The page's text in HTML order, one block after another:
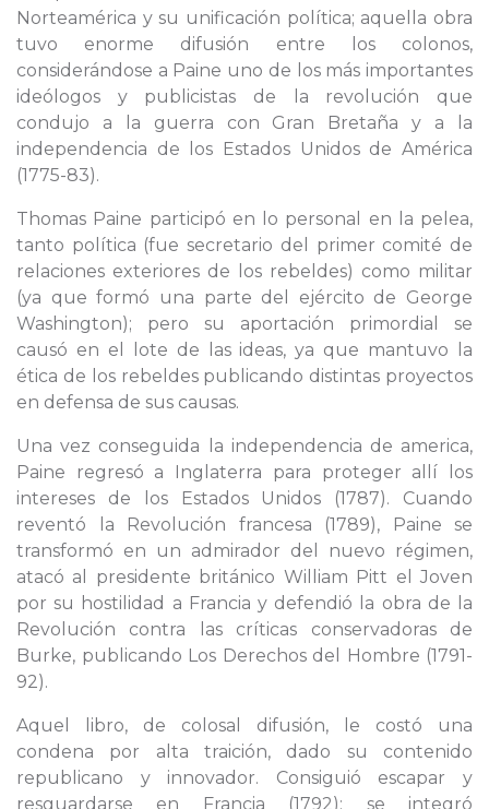
Norteamérica y su unificación política; aquella obra
tuvo enorme difusión entre los colonos,
considerándose a Paine uno de los más importantes
ideólogos y publicistas de la revolución que
condujo a la guerra con Gran Bretaña y a la
independencia de los Estados Unidos de América
(1775-83).
Thomas Paine participó en lo personal en la pelea,
tanto política (fue secretario del primer comité de
relaciones exteriores de los rebeldes) como militar
(ya que formó una parte del ejército de George
Washington); pero su aportación primordial se
causó en el lote de las ideas, ya que mantuvo la
ética de los rebeldes publicando distintas proyectos
en defensa de sus causas.
Una vez conseguida la independencia de america,
Paine regresó a Inglaterra para proteger allí los
intereses de los Estados Unidos (1787). Cuando
reventó la Revolución francesa (1789), Paine se
transformó en un admirador del nuevo régimen,
atacó al presidente británico William Pitt el Joven
por su hostilidad a Francia y defendió la obra de la
Revolución contra las críticas conservadoras de
Burke, publicando Los Derechos del Hombre (1791-
92).
Aquel libro, de colosal difusión, le costó una
condena por alta traición, dado su contenido
republicano y innovador. Consiguió escapar y
resguardarse en Francia (1792); se integró